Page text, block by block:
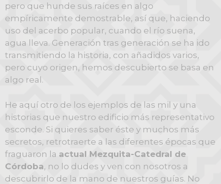
pero que hunde sus raíces en algo
empíricamente demostrable, así que, haciendo
uso del acerbo popular, cuando el río suena,
agua lleva. Generación tras generación se ha ido
transmitiendo la historia, con añadidos varios,
pero cuyo origen, hemos descubierto se basa en
algo real.
He aquí otro de los ejemplos de las mil y una
historias que nuestro edificio más representativo
esconde. Si quieres saber éste y muchos más
secretos, retrotraerte a las diferentes épocas que
fraguaron la actual Mezquita-Catedral de
Córdoba, no lo dudes y ven con nosotros a
descubrirlo de la mano de nuestros guías. No